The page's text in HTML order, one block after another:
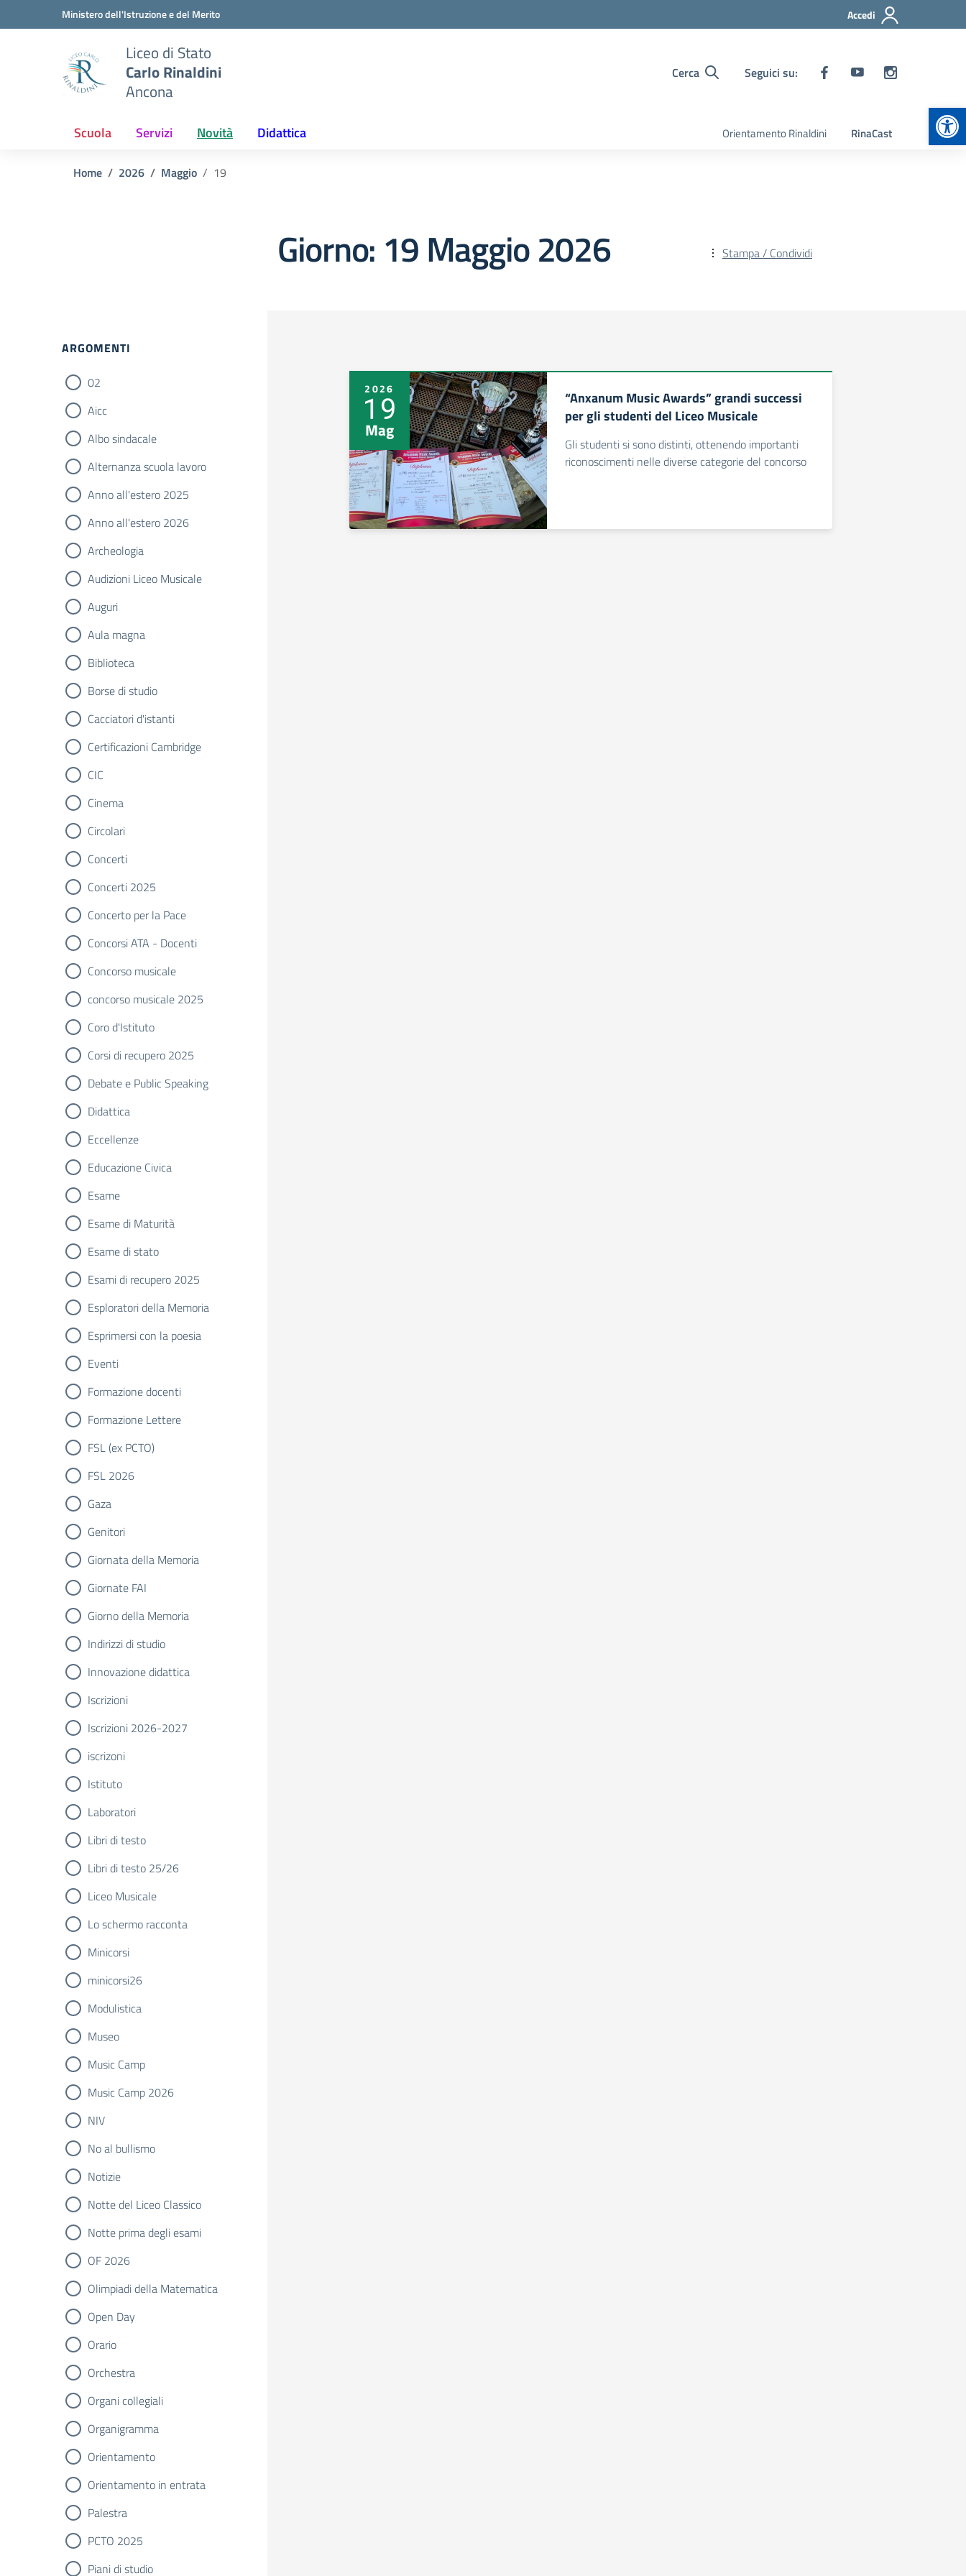
Vai ai contenuti
Vai al menu di navigazioneMinistero dell'Istruzione e del Merito Accedi
Liceo di Stato
Carlo Rinaldini
Ancona
Cerca Seguici su:
Scuola Servizi Novità Didattica Orientamento Rinaldini RinaCast
Home 2026 Maggio 19
Giorno: 19 Maggio 2026 Stampa / Condividi
Filtri
ARGOMENTI
02
Aicc
Albo sindacale
Alternanza scuola lavoro
Anno all'estero 2025
Anno all'estero 2026
Archeologia
Audizioni Liceo Musicale
Auguri
Aula magna
Biblioteca
Borse di studio
Cacciatori d'istanti
Certificazioni Cambridge
CIC
Cinema
Circolari
Concerti
Concerti 2025
Concerto per la Pace
Concorsi ATA - Docenti
Concorso musicale
concorso musicale 2025
Coro d'Istituto
Corsi di recupero 2025
Debate e Public Speaking
Didattica
Eccellenze
Educazione Civica
Esame
Esame di Maturità
Esame di stato
Esami di recupero 2025
Esploratori della Memoria
Esprimersi con la poesia
Eventi
Formazione docenti
Formazione Lettere
FSL (ex PCTO)
FSL 2026
Gaza
Genitori
Giornata della Memoria
Giornate FAI
Giorno della Memoria
Indirizzi di studio
Innovazione didattica
Iscrizioni
Iscrizioni 2026-2027
iscrizoni
Istituto
Laboratori
Libri di testo
Libri di testo 25/26
Liceo Musicale
Lo schermo racconta
Minicorsi
minicorsi26
Modulistica
Museo
Music Camp
Music Camp 2026
NIV
No al bullismo
Notizie
Notte del Liceo Classico
Notte prima degli esami
OF 2026
Olimpiadi della Matematica
Open Day
Orario
Orchestra
Organi collegiali
Organigramma
Orientamento
Orientamento in entrata
Palestra
PCTO 2025
Piani di studio
2026
19
Mag
“Anxanum Music Awards” grandi successi
per gli studenti del Liceo Musicale
Gli studenti si sono distinti, ottenendo importanti
riconoscimenti nelle diverse categorie del concorso